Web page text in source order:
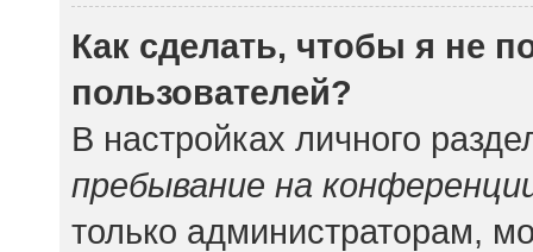
Как сделать, чтобы я не
пользователей?
В настройках личного
пребывание на
только администраторам,